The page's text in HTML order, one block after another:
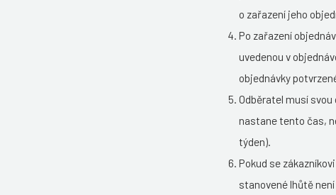
o zařazení jeho
Po zařazení
uvedenou v
objednávky
Odběratel musí
nastane tento čas,
týden).
Pokud se
stanovené lhůtě